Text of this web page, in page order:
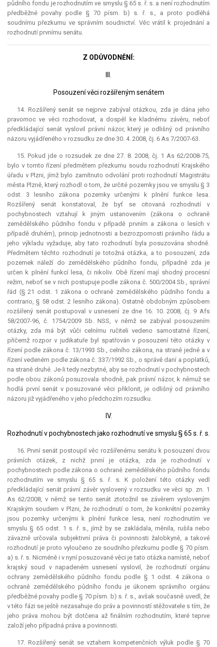
půdního fondu je rozhodnutím ve smyslu § 65 s. ř. s. a není rozhodnutím
předběžné povahy podle § 70 písm. b) s. ř. s., a proto podléhá
soudnímu přezkumu ve správním soudnictví. Věc vrátil k projednání a
rozhodnutí prvnímu senátu.
Z ODŮVODNĚNÍ:
III.
Posouzení věci rozšířeným senátem
14. Rozšířený senát se nejprve zabýval otázkou, zda je dána jeho
pravomoc ve věci rozhodovat, a dospěl ke kladnému závěru, neboť
předkládající senát vyslovil právní názor, který je odlišný od právního
názoru vyjádřeného v rozsudku ze dne 30. 4. 2008, čj. 6 As 7/2007-63.
15. Pokud jde o rozsudek ze dne 27. 8. 2008, čj. 1 As 62/2008-75,
bylo v tomto řízení předmětem přezkumu soudu rozhodnutí Krajského
úřadu v Plzni, jímž bylo zamítnuto odvolání proti rozhodnutí Magistrátu
města Plzně, který rozhodl o tom, že určité pozemky jsou ve smyslu § 3
odst. 3 lesního zákona pozemky určenými k plnění funkce lesa.
Rozšířený senát konstatoval, že byť se citovaná rozhodnutí v
pochybnostech vztahují k jiným ustanovením (zákona o ochraně
zemědělského půdního fondu v případě prvním a zákona o lesích v
případě druhém), princip jednotnosti a bezrozpornosti právního řádu a
jeho výkladu vyžaduje, aby tato rozhodnutí byla posuzována shodně.
Předmětem těchto rozhodnutí je totožná otázka, a to posouzení, zda
pozemek náleží do zemědělského půdního fondu, případně zda je
určen k plnění funkcí lesa, či nikoliv. Obě řízení mají shodný procesní
režim, neboť se v nich postupuje podle zákona č. 500/2004 Sb., správní
řád (§ 21 odst. 1 zákona o ochraně zemědělského půdního fondu a
contrario, § 58 odst. 2 lesního zákona). Ostatně obdobným způsobem
rozšířený senát postupoval v usnesení ze dne 16. 10. 2008, čj. 9 Afs
58/2007-96, č. 1754/2009 Sb. NSS, v němž se zabýval posouzením
otázky, zda má být vůči celnímu ručiteli vedeno samostatné řízení,
přičemž rozpor v judikatuře byl spatřován v posouzení této otázky v
řízení podle zákona č. 13/1993 Sb., celního zákona, na straně jedné a v
řízení vedeném podle zákona č. 337/1992 Sb., o správě daní a poplatků,
na straně druhé. Je-li tedy nezbytné, aby se rozhodnutí v pochybnostech
podle obou zákonů posuzovala shodně, pak právní názor, k němuž se
hodlá první senát v posuzované věci přiklonit, je odlišný od právního
názoru již vyjádřeného v jeho předchozím rozsudku.
IV.
Rozhodnutí v pochybnostech jako rozhodnutí ve smyslu § 65 s. ř. s.
16. První senát postoupil věc rozšířenému senátu k posouzení dvou
právních otázek, z nichž první je otázka, zda je rozhodnutí v
pochybnostech podle zákona o ochraně zemědělského půdního fondu
rozhodnutím ve smyslu § 65 s. ř. s. K položení této otázky vedl
předkládající senát právní závěr vyslovený v rozsudku ve věci sp. zn. 1
As 62/2008, v němž se tento senát ztotožnil se závěrem vysloveným
Krajským soudem v Plzni, že rozhodnutí o tom, že konkrétní pozemky
jsou pozemky určenými k plnění funkce lesa, není rozhodnutím ve
smyslu § 65 odst. 1 s. ř. s., jímž by se zakládala, měnila, rušila nebo
závazně určovala subjektivní práva či povinnosti žalobkyně, a takové
rozhodnutí je proto vyloučeno ze soudního přezkumu podle § 70 písm.
a) s. ř. s. Nicméně i v nyní posuzované věci je tato otázka namístě, neboť
krajský soud v napadeném usnesení vyslovil, že rozhodnutí orgánu
ochrany zemědělského půdního fondu podle § 1 odst. 4 zákona o
ochraně zemědělského půdního fondu je úkonem správního orgánu
předběžné povahy podle § 70 písm. b) s. ř. s., avšak současně uvedl, že
v této fázi se ještě nezasahuje do práv a povinností stěžovatele s tím, že
jeho práva mohou být dotčena až finálním rozhodnutím, které teprve
založí jeho případná práva a povinnosti.
17. Rozšířený senát se vztahem kompetenčních výluk podle § 70